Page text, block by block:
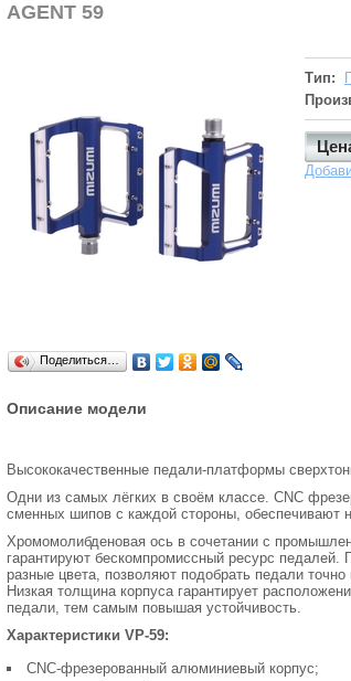
AGENT 59
Поделиться…
Тип:
Описание модели
Высококачественные педали-платформы
Одни из самых лёгких в своём классе. CNC
сменных шипов с каждой стороны, обеспечивают
Хромомолибденовая ось в сочетании с
гарантируют бескомпромиссный ресурс педалей.
разные цвета, позволяют подобрать педали
Низкая толщина корпуса гарантирует
педали, тем самым повышая устойчивость.
Характеристики VP-59:
CNC-фрезерованный алюминиевый корпус;